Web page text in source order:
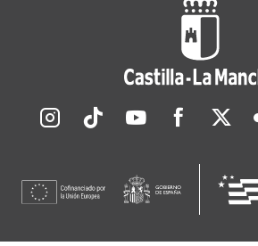
Redes sociales JCCM